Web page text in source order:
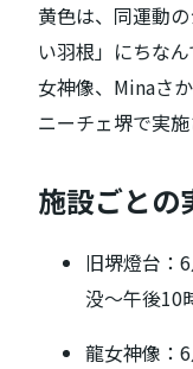
黄色は、同運動
い羽根」にちな
女神像、Minaさ
ニーチェ堺で実施
施設ごとの
旧堺燈台：
没〜午後10
龍女神像：